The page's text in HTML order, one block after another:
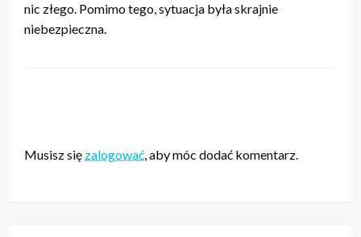
nic złego. Pomimo tego, sytuacja była skrajnie
niebezpieczna.
Musisz się zalogować, aby móc dodać komentarz.